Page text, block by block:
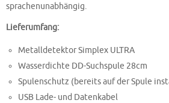
sprachenunabhängig.
Lieferumfang:
Metalldetektor Simplex ULTRA
Wasserdichte DD-Suchspule 28cm
Spulenschutz (bereits auf der Spule
USB Lade- und Datenkabel